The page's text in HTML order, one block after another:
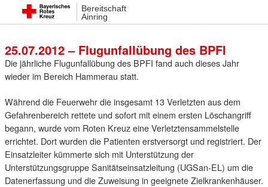
Bereitschaft
Ainring
25. Juli 2012 14:07
25.07.2012 – Flugunfallübung des BPFI
Die jährliche Flugunfallübung des BPFI fand auch dieses Jahr
wieder im Bereich Hammerau statt.
Während die Feuerwehr die insgesamt 13 Verletzten aus dem
Gefahrenbereich rettete und sofort mit einem ersten Löschangriff
begann, wurde vom Roten Kreuz eine Verletztensammelstelle
errichtet. Dort wurden die Patienten erstversorgt und registriert. Der
Einsatzleiter kümmerte sich mit Unterstützung der
Unterstützungsgruppe Sanitätseinsatzleitung (UGSan-EL) um die
Datenerfassung und die Zuweisung in geeignete Zielkrankenhäuser.